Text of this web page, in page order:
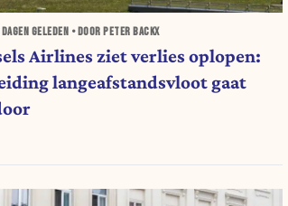
GELEDEN • DOOR PETER BACKX
Airlines ziet verlies oplopen:
langeafstandsvloot gaat